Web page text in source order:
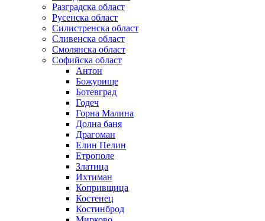
Разградска област
Русенска област
Силистренска област
Сливенска област
Смолянска област
Софийска област
Антон
Божурище
Ботевград
Годеч
Горна Малина
Долна баня
Драгоман
Елин Пелин
Етрополе
Златица
Ихтиман
Копривщица
Костенец
Костинброд